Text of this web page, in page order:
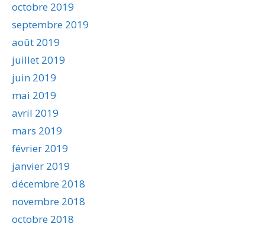
octobre 2019
septembre 2019
août 2019
juillet 2019
juin 2019
mai 2019
avril 2019
mars 2019
février 2019
janvier 2019
décembre 2018
novembre 2018
octobre 2018